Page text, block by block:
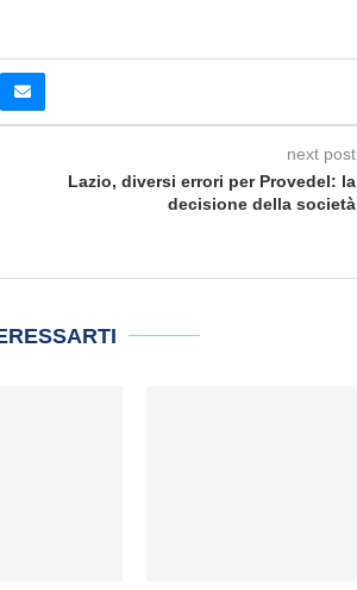
next post
Lazio, diversi errori per Provedel: la
decisione della società